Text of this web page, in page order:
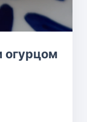
огурцом